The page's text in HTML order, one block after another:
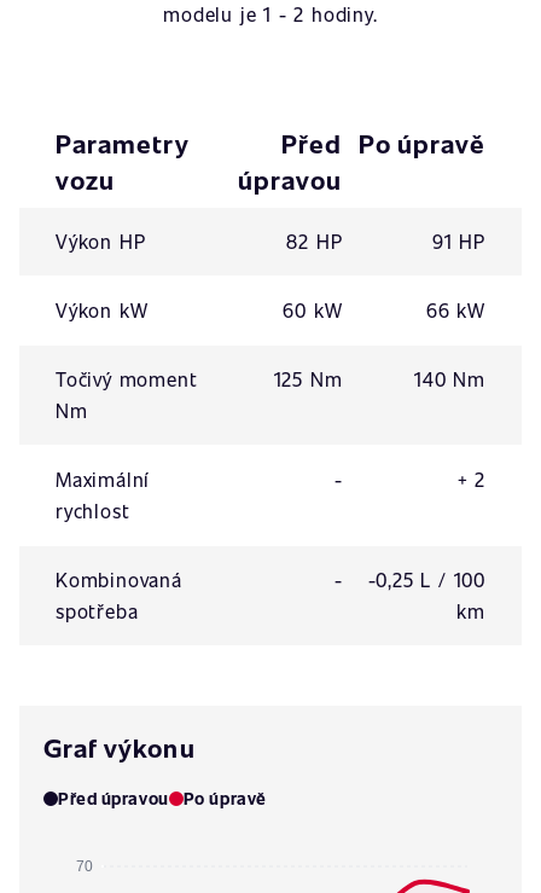
modelu je 1 - 2 hodiny.
Parametry
vozu
Před
úpravou
Po úpravě
Výkon HP 82 HP 91 HP
Výkon kW 60 kW 66 kW
Točivý moment
Nm
125 Nm 140 Nm
Maximální
rychlost
- + 2
Kombinovaná
spotřeba
-
-0,25 L / 100
km
Graf výkonu
Před úpravou Po úpravě
70